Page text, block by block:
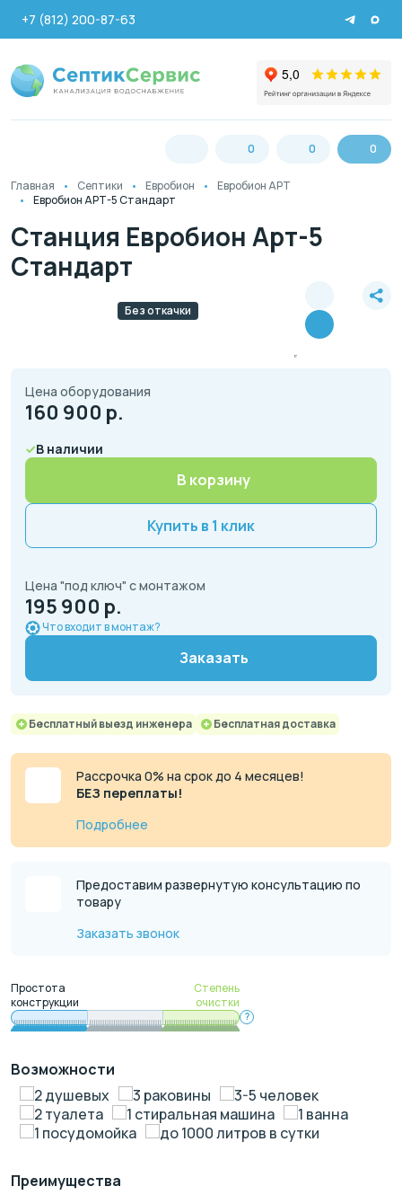
+7 (812) 200-87-63
0 0 0
Главная Септики Евробион
Евробион АРТ
Евробион АРТ-5 Стандарт
Станция Евробион Арт-5
Стандарт
Без откачки
Цена оборудования
160 900 р.
В наличии
В корзину
Купить в 1 клик
Цена "под ключ" с монтажом
195 900 р.
Что входит в монтаж?
Заказать
Бесплатный выезд инженера Бесплатная доставка
Рассрочка 0% на срок до 4 месяцев!
БЕЗ переплаты!
Подробнее
Предоставим развернутую консультацию по
товару
Заказать звонок
Простота
конструкции
Степень
очистки
?
Возможности
2 душевых
3 раковины
3-5 человек
2 туалета
1 стиральная машина
1 ванна
1 посудомойка
до 1000 литров в сутки
Преимущества